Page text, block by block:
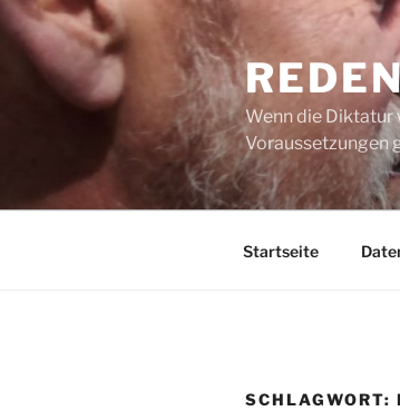
Zum
Inhalt
springen
Wenn die Diktatur
Voraussetzungen
Startseite
SCHLAGWORT: